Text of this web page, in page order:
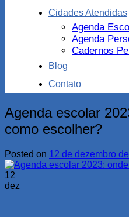
Cidades Atendidas
Agenda
Agenda
Cadernos
Blog
Contato
Agenda escolar
como escolher?
Posted on 12 de dezembro
12
dez